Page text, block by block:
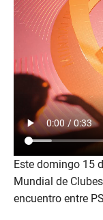
Este domingo 15
Mundial de
encuentro entre